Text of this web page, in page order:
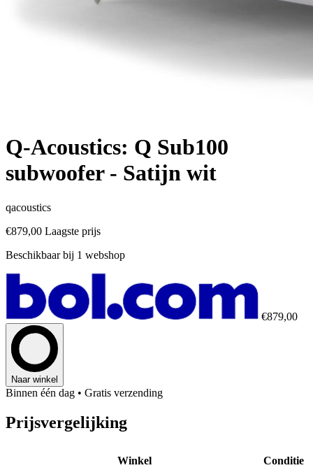
Q-Acoustics: Q Sub100
subwoofer - Satijn wit
qacoustics
€879,00 Laagste prijs
Beschikbaar bij 1 webshop
€879,00
Naar winkel
Binnen één dag • Gratis verzending
Prijsvergelijking
Winkel Conditie